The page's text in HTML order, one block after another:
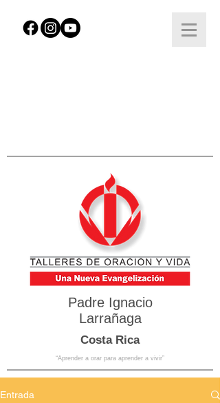
Padre Ignacio
Larrañaga
Costa Rica
“Aprender a orar para aprender a vivir”
Entrada